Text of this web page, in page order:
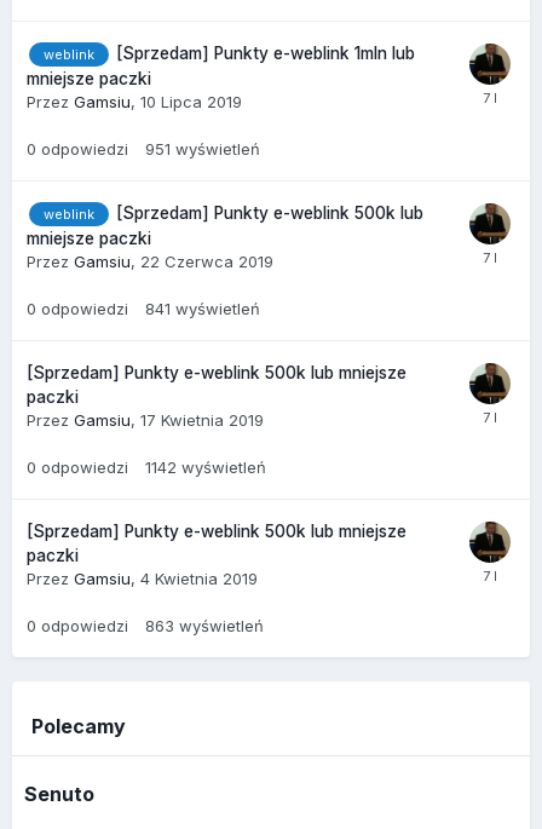
weblink
[Sprzedam] Punkty e-weblink 1mln lub
mniejsze paczki
Przez Gamsiu, 10 Lipca 2019
0 odpowiedzi 951 wyświetleń
weblink
[Sprzedam] Punkty e-weblink 500k lub
mniejsze paczki
Przez Gamsiu, 22 Czerwca 2019
0 odpowiedzi 841 wyświetleń
[Sprzedam] Punkty e-weblink 500k lub mniejsze
paczki
Przez Gamsiu, 17 Kwietnia 2019
0 odpowiedzi 1142 wyświetleń
[Sprzedam] Punkty e-weblink 500k lub mniejsze
paczki
Przez Gamsiu, 4 Kwietnia 2019
0 odpowiedzi 863 wyświetleń
Polecamy
Senuto